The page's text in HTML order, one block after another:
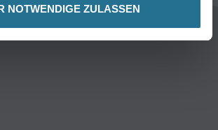
NOTWENDIGE ZULASSEN